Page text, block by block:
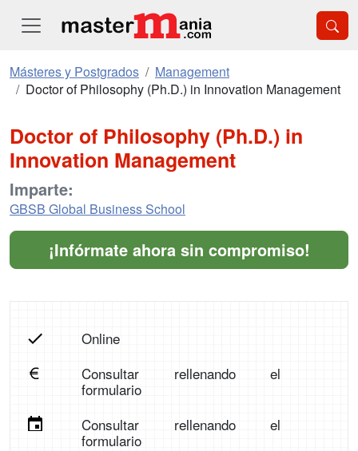
Másteres y Postgrados
Management
Doctor of Philosophy (Ph.D.) in Innovation Management
Doctor of Philosophy (Ph.D.) in
Innovation Management
Imparte:
GBSB Global Business School
¡Infórmate ahora sin compromiso!
Online
Consultar rellenando el
formulario
Consultar rellenando el
formulario